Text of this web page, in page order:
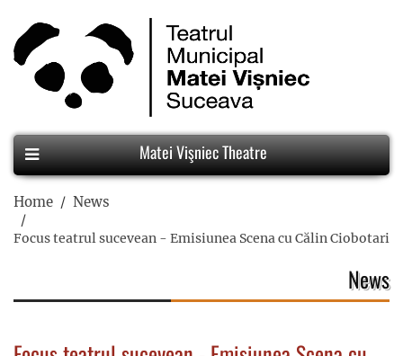
Matei Vişniec Theatre
Home News
Focus teatrul sucevean - Emisiunea Scena cu Călin Ciobotari
News